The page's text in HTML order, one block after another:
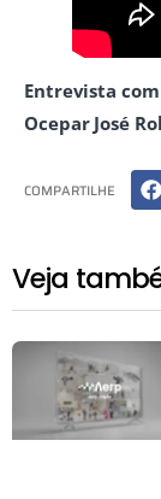
Entrevista
Ocepar José
COMPARTILHE
Veja